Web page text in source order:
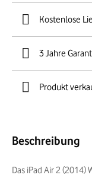
Kostenlose
3 Jahre
Produkt
Beschreibung
Das iPad Air 2 (2014)